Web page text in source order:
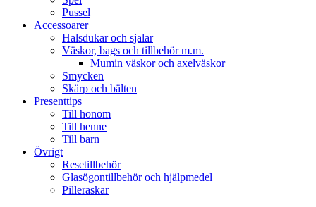
Pussel
Accessoarer
Halsdukar och sjalar
Väskor, bags och tillbehör m.m.
Mumin väskor och axelväskor
Smycken
Skärp och bälten
Presenttips
Till honom
Till henne
Till barn
Övrigt
Resetillbehör
Glasögontillbehör och hjälpmedel
Pilleraskar